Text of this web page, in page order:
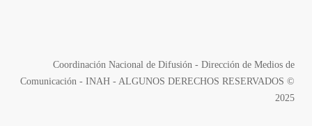
Coordinación Nacional de Difusión - Dirección de Medios de
Comunicación - INAH - ALGUNOS DERECHOS RESERVADOS ©
2025